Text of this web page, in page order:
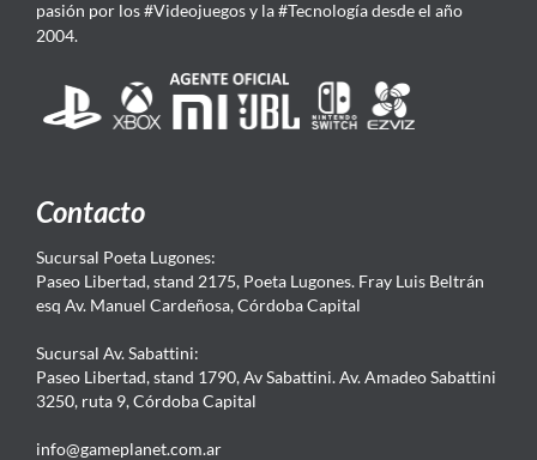
pasión por los #Videojuegos y la #Tecnología desde el año
2004.
Contacto
Sucursal Poeta Lugones:
Paseo Libertad, stand 2175, Poeta Lugones. Fray Luis Beltrán
esq Av. Manuel Cardeñosa, Córdoba Capital
Sucursal Av. Sabattini:
Paseo Libertad, stand 1790, Av Sabattini. Av. Amadeo Sabattini
3250, ruta 9, Córdoba Capital
info@gameplanet.com.ar